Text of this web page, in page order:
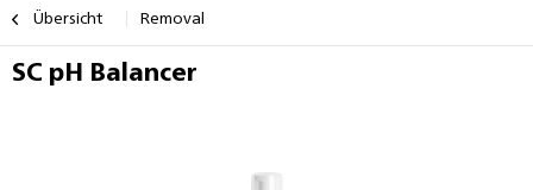
Übersicht Removal
SC pH Balancer